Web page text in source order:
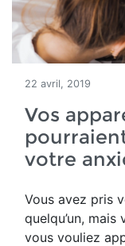
22 avril, 2019
Vos
votre
Vous avez pris
quelqu’un,
vous vouliez